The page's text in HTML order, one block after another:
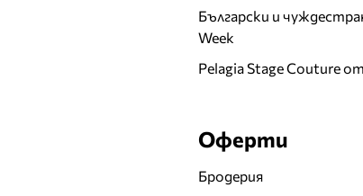
Български и
Week
Pelagia Stage Couture
Оферти
Бродерия